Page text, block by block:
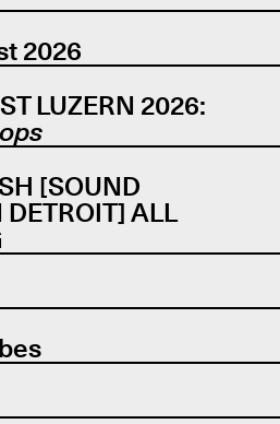
2026
LUZERN 2026:
[SOUND
DETROIT] ALL